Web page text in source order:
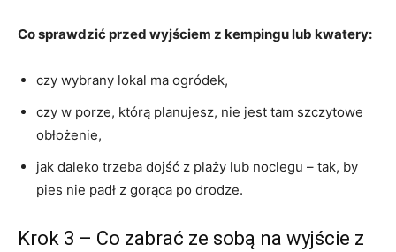
Co sprawdzić przed wyjściem z kempingu lub kwatery:
czy wybrany lokal ma ogródek,
czy w porze, którą planujesz, nie jest tam szczytowe
obłożenie,
jak daleko trzeba dojść z plaży lub noclegu – tak, by
pies nie padł z gorąca po drodze.
Krok 3 – Co zabrać ze sobą na wyjście z